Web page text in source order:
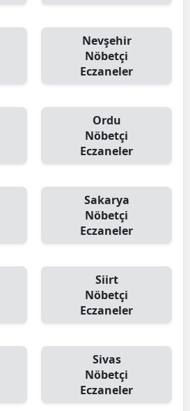
Nevşehir
Nöbetçi
Eczaneler
Ordu
Nöbetçi
Eczaneler
Sakarya
Nöbetçi
Eczaneler
Siirt
Nöbetçi
Eczaneler
Sivas
Nöbetçi
Eczaneler